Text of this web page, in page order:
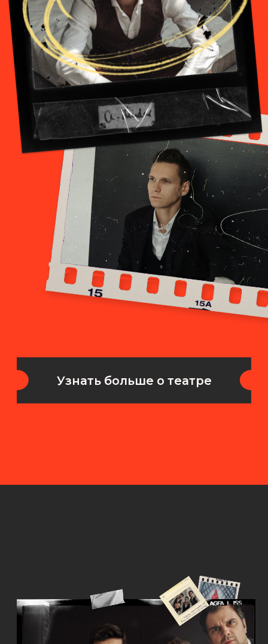
креативная команда:
придумываем
и реализуем творческие
идеи
наполним номерами, проведем
мероприятие как ведущие.
Придумаем сюжет,
снимем и смонтируем
Выставим в наши
Мы настолько хорошо
рекламу, что она
просмотров, чем наши